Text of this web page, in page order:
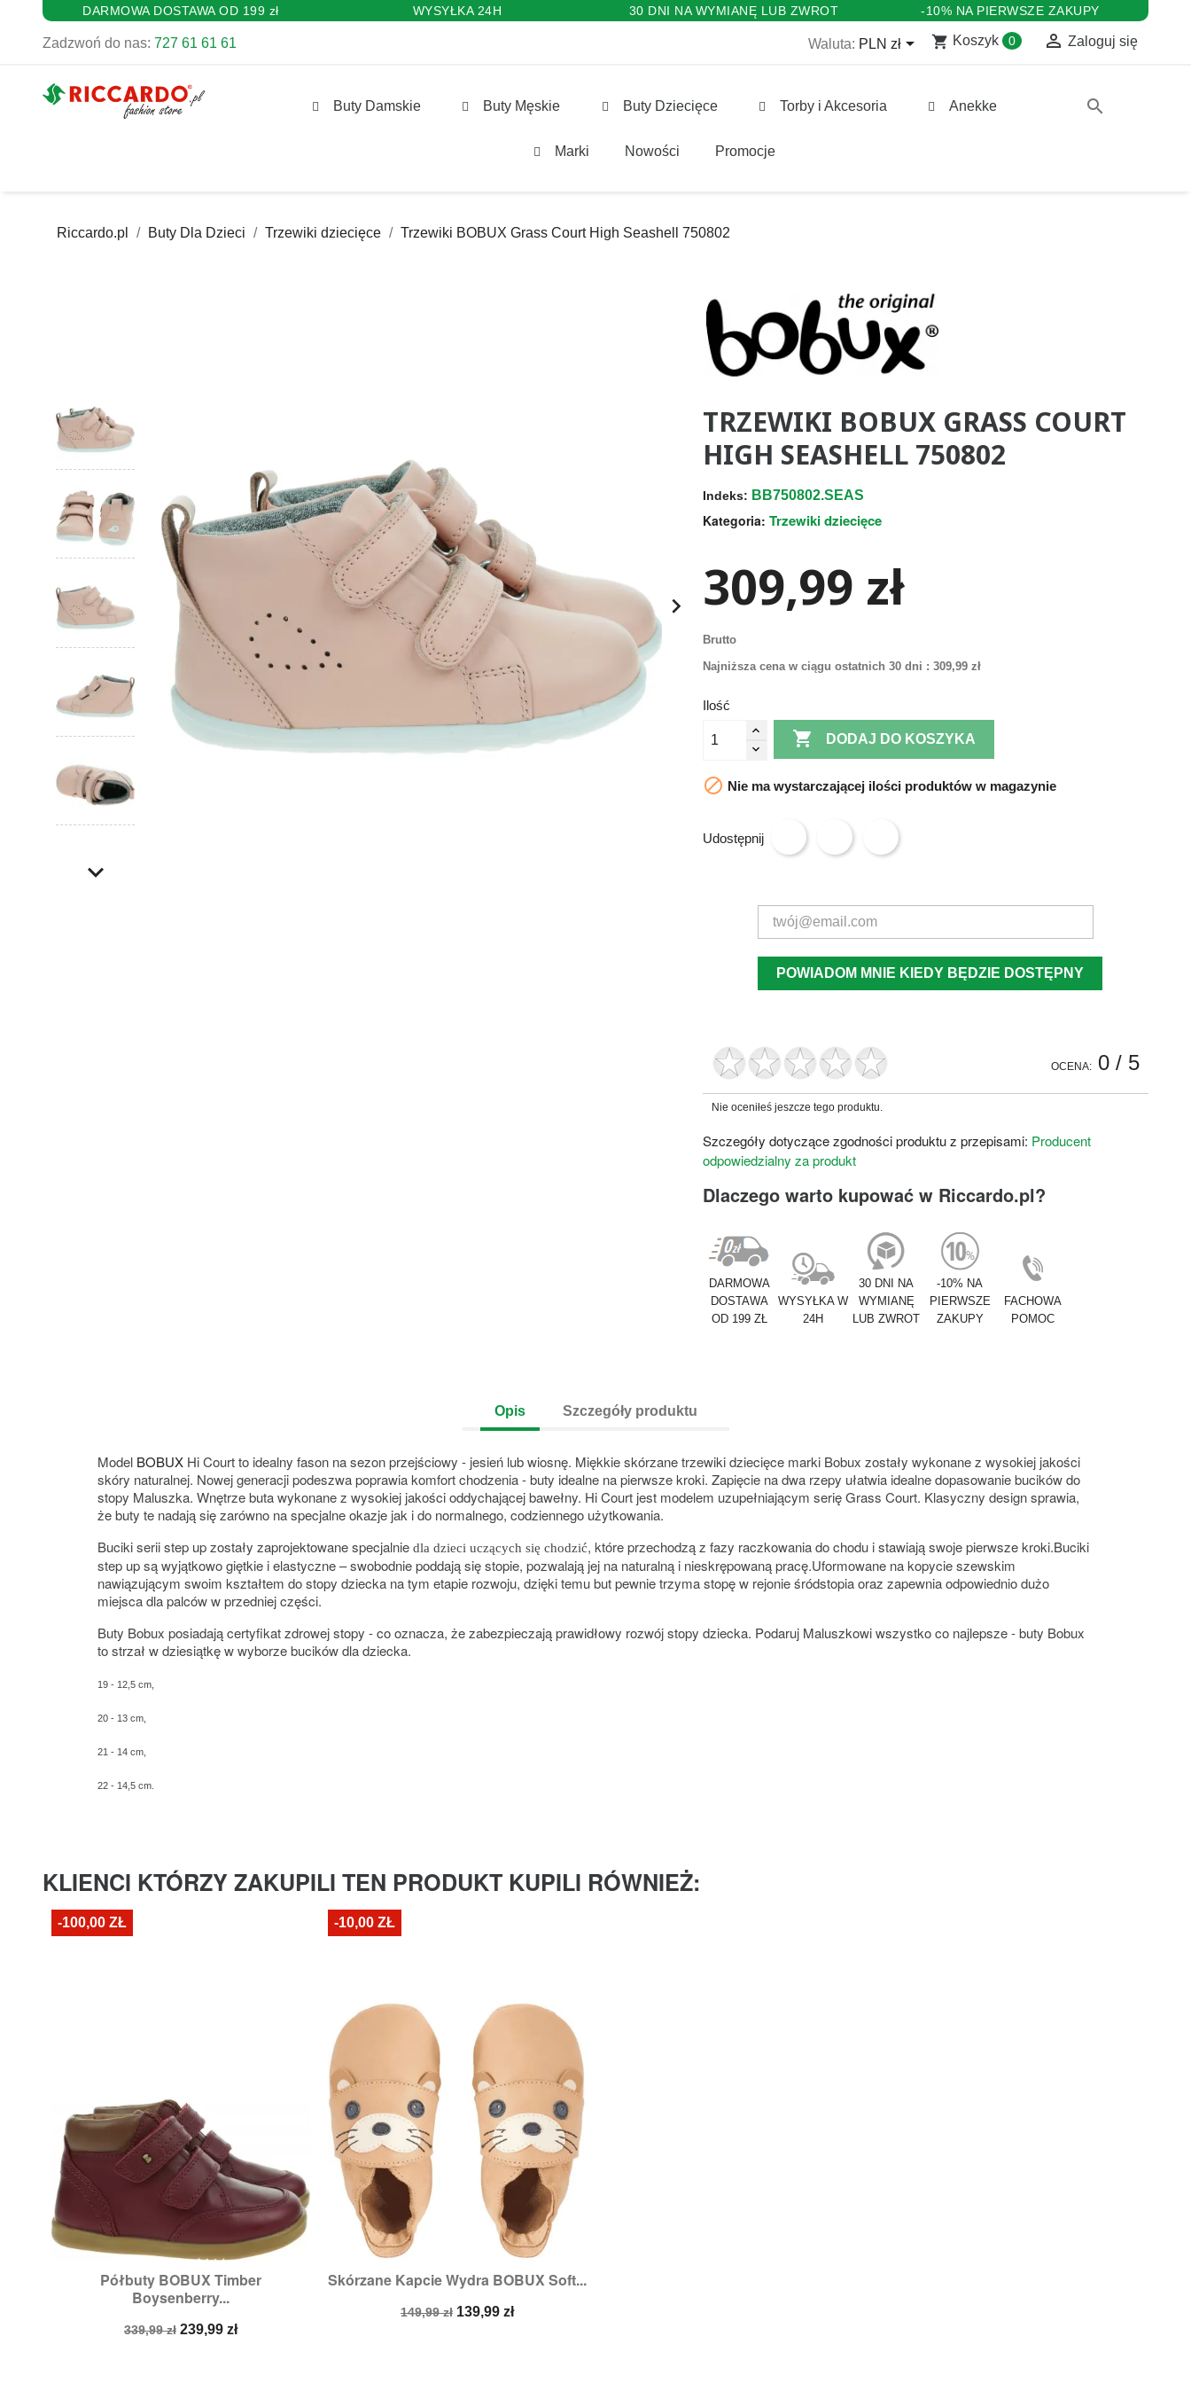
DARMOWA DOSTAWA OD 199 zł WYSYŁKA 24H 30 DNI NA WYMIANĘ LUB ZWROT -10% NA PIERWSZE ZAKUPY
Zadzwoń do nas: 727 61 61 61 Waluta: PLN zł shopping_cart Koszyk 0  Zaloguj się
Buty Damskie Buty Męskie Buty Dziecięce Torby i Akcesoria Anekke
Marki Nowości Promocje
search
Riccardo.pl Buty Dla Dzieci Trzewiki dziecięce Trzewiki BOBUX Grass Court High Seashell 750802

TRZEWIKI BOBUX GRASS COURT
HIGH SEASHELL 750802
Indeks: BB750802.SEAS
Kategoria: Trzewiki dziecięce
309,99 zł
Brutto
Najniższa cena w ciągu ostatnich 30 dni : 309,99 zł
Ilość
 DODAJ DO KOSZYKA
 Nie ma wystarczającej ilości produktów w magazynie
Udostępnij
POWIADOM MNIE KIEDY BĘDZIE DOSTĘPNY
OCENA: 0/ 5
Nie oceniłeś jeszcze tego produktu.
Szczegóły dotyczące zgodności produktu z przepisami: Producent
odpowiedzialny za produkt
Dlaczego warto kupować w Riccardo.pl?
DARMOWA
DOSTAWA
OD 199 ZŁ
WYSYŁKA W
24H
30 DNI NA
WYMIANĘ
LUB ZWROT
-10% NA
PIERWSZE
ZAKUPY
FACHOWA
POMOC
Opis Szczegóły produktu
Model BOBUX Hi Court to idealny fason na sezon przejściowy - jesień lub wiosnę. Miękkie skórzane trzewiki dziecięce marki Bobux zostały wykonane z wysokiej jakości
skóry naturalnej. Nowej generacji podeszwa poprawia komfort chodzenia - buty idealne na pierwsze kroki. Zapięcie na dwa rzepy ułatwia idealne dopasowanie bucików do
stopy Maluszka. Wnętrze buta wykonane z wysokiej jakości oddychającej bawełny. Hi Court jest modelem uzupełniającym serię Grass Court. Klasyczny design sprawia,
że buty te nadają się zarówno na specjalne okazje jak i do normalnego, codziennego użytkowania.
Buciki serii step up zostały zaprojektowane specjalnie dla dzieci uczących się chodzić, które przechodzą z fazy raczkowania do chodu i stawiają swoje pierwsze kroki.Buciki
step up są wyjątkowo giętkie i elastyczne – swobodnie poddają się stopie, pozwalają jej na naturalną i nieskrępowaną pracę.Uformowane na kopycie szewskim
nawiązującym swoim kształtem do stopy dziecka na tym etapie rozwoju, dzięki temu but pewnie trzyma stopę w rejonie śródstopia oraz zapewnia odpowiednio dużo
miejsca dla palców w przedniej części.
Buty Bobux posiadają certyfikat zdrowej stopy - co oznacza, że zabezpieczają prawidłowy rozwój stopy dziecka. Podaruj Maluszkowi wszystko co najlepsze - buty Bobux
to strzał w dziesiątkę w wyborze bucików dla dziecka.
19 - 12,5 cm,
20 - 13 cm,
21 - 14 cm,
22 - 14,5 cm.
KLIENCI KTÓRZY ZAKUPILI TEN PRODUKT KUPILI RÓWNIEŻ:
Półbuty BOBUX Timber
Boysenberry...
Cena
339,99 zł Cena
239,99 zł
Szybki podgląd
-100,00 ZŁ
Skórzane Kapcie Wydra BOBUX Soft...
Cena
149,99 zł Cena
139,99 zł
Szybki podgląd
-10,00 ZŁ